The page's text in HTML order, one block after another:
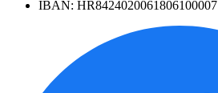
IBAN: HR8424020061806100007